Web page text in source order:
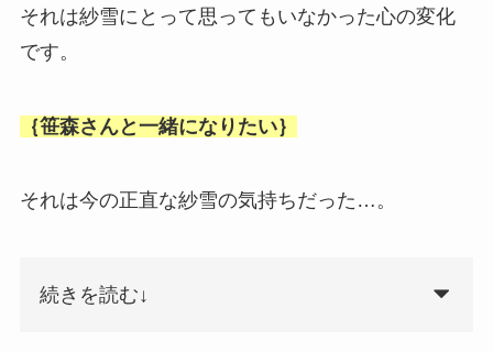
それは紗雪にとって思ってもいなかった心の変化
です。
｛笹森さんと一緒になりたい｝
それは今の正直な紗雪の気持ちだった…。
続きを読む↓